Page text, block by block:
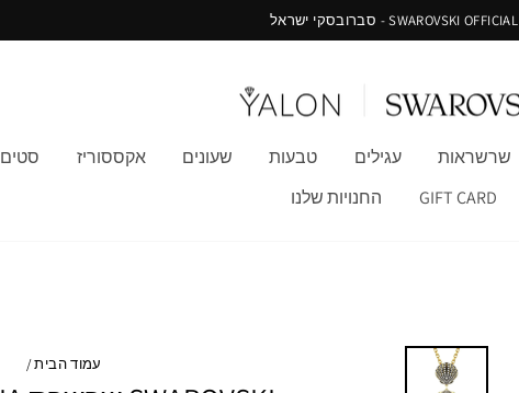
SWAROVSKI OFFICIAL - סברובסקי ישראל
שרשראות עגילים טבעות שעונים אקססוריז סטים
GIFT CARD
החנויות שלנו
עמוד הבית/